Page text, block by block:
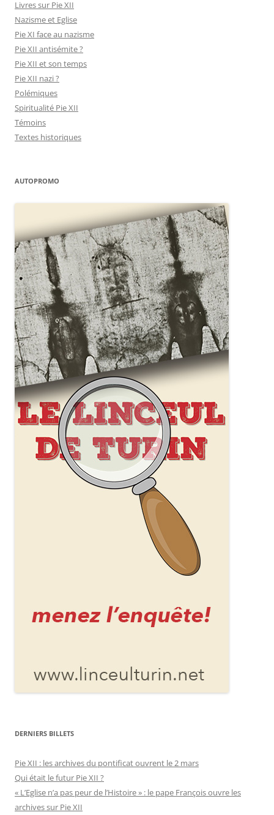
Livres sur Pie XII
Nazisme et Eglise
Pie XI face au nazisme
Pie XII antisémite ?
Pie XII et son temps
Pie XII nazi ?
Polémiques
Spiritualité Pie XII
Témoins
Textes historiques
AUTOPROMO
DERNIERS BILLETS
Pie XII : les archives du pontificat ouvrent le 2 mars
Qui était le futur Pie XII ?
« L’Eglise n’a pas peur de l’Histoire » : le pape François ouvre les
archives sur Pie XII